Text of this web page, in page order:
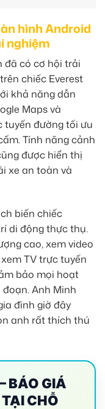
hình Android
nghiệm
đã có cơ hội trải
chiếc Everest
khả năng dẫn
Maps và
tuyến đường tối ưu
Tính năng cảnh
được hiển thị
xe an toàn và
biến chiếc
di động thực thụ.
cao, xem video
TV trực tuyến
bảo mọi hoạt
Anh Minh
đình giờ đây
anh rất thích thú
BÁO GIÁ
CHỖ